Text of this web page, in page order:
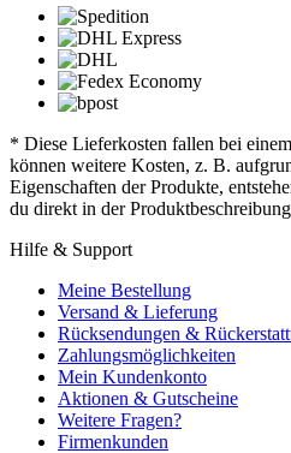
* Diese Lieferkosten fallen bei
können weitere Kosten, z. B.
Eigenschaften der Produkte,
du direkt in der
Hilfe & Support
Meine Bestellung
Versand & Lieferung
Rücksendungen &
Zahlungsmöglichkeiten
Mein Kundenkonto
Aktionen & Gutscheine
Weitere Fragen?
Firmenkunden